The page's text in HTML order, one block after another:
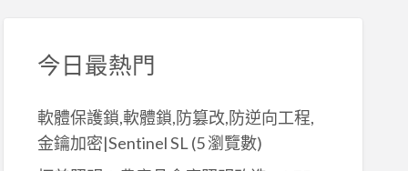
今日最熱門
軟體保護鎖,軟體鎖,防篡改,防逆向工程,
金鑰加密|Sentinel SL (5 瀏覽數)